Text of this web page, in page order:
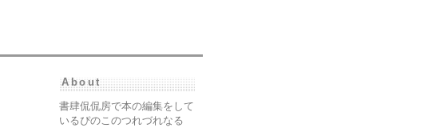
About
書肆侃侃房で本の編集をして
いるぴのこのつれづれなる